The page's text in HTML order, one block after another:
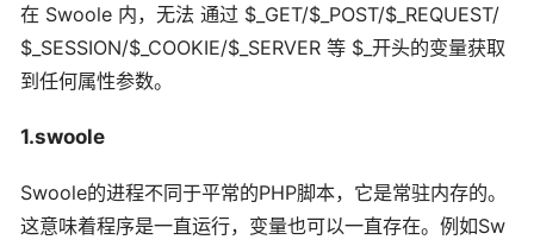
在 Swoole 内，无法 通过 $_GET/$_POST/$_REQUEST/
$_SESSION/$_COOKIE/$_SERVER 等 $_开头的变量获取
到任何属性参数。
1.swoole
Swoole的进程不同于平常的PHP脚本，它是常驻内存的。
这意味着程序是一直运行，变量也可以一直存在。例如Sw